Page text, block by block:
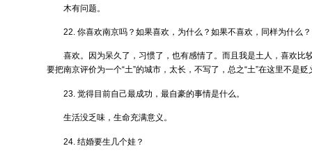
木有问题。
22. 你喜欢南京吗？如果喜欢，为什么？如果不喜欢，同样为什么？
喜欢。因为呆久了，习惯了，也有感情了。而且我是土人，喜欢比
要把南京评价为一个“土”的城市，太长，不写了，总之“土”在这里不是贬
23. 觉得目前自己最成功，最自豪的事情是什么。
生活没乏味，生命充满意义。
24. 结婚要生几个娃？